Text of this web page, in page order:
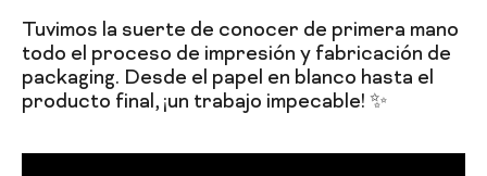
Tuvimos la suerte de conocer de primera mano
todo el proceso de impresión y fabricación de
packaging. Desde el papel en blanco hasta el
producto final, ¡un trabajo impecable! ✨